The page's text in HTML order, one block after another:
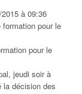
à 09:36
pour le
jeudi soir à
la décision des